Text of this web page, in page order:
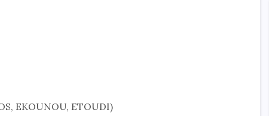
EKOUNOU, ETOUDI)